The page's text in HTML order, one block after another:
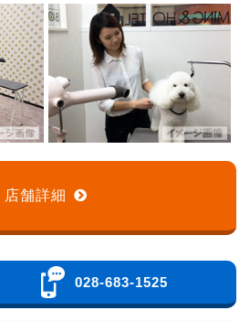
店舗詳細
028-683-1525